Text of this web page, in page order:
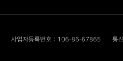
사업자등록번호 : 106-86-67865 통